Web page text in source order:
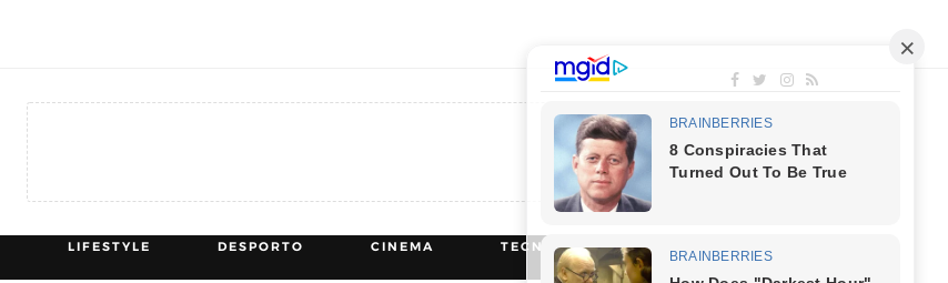
LIFESTYLE DESPORTO CINEMA TECNOLOGIA